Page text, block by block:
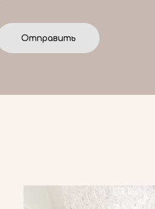
Отправить